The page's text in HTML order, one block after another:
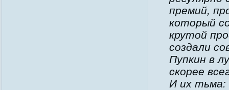
премий,
который
крутой
создали
Пупкин в
скорее
И их тьма: